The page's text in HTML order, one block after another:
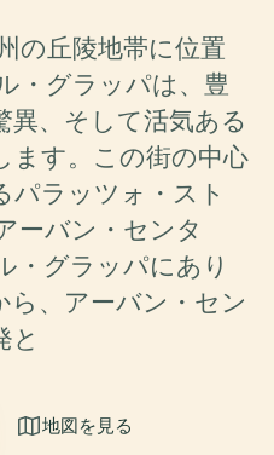
の丘陵地帯に位置
・グラッパは、豊
異、そして活気ある
ます。この街の中心
パラッツォ・スト
ーバン・センタ
・グラッパにあり
ら、アーバン・セン
と
地図を見る